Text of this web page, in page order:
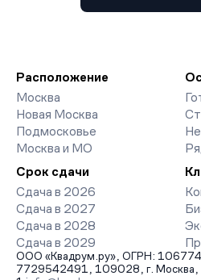
Расположение
Москва
Новая Москва
Подмосковье
Москва и МО
Срок сдачи
Сдача в 2026
Сдача в 2027
Сдача в 2028
Сдача в 2029
ООО «Квадрум.ру», ОГРН:
7729542491, 109028, г. Москва,